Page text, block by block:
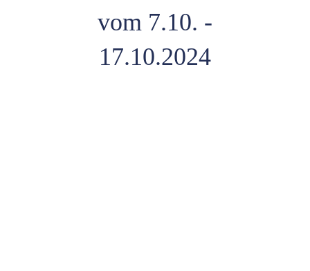
vom 7.10. -
17.10.2024